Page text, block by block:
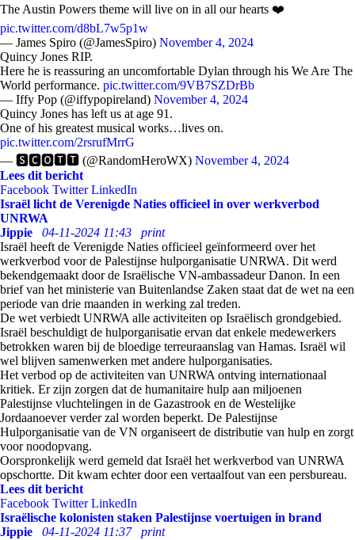
The Austin Powers theme will live on in all our hearts ❤️
pic.twitter.com/d8bL7w5p1w
— James Spiro (@JamesSpiro) November 4, 2024
Quincy Jones RIP.
Here he is reassuring an uncomfortable Dylan through his We Are The
World performance. pic.twitter.com/9VB7SZDrBb
— Iffy Pop (@iffypopireland) November 4, 2024
Quincy Jones has left us at age 91.
One of his greatest musical works…lives on.
pic.twitter.com/2rsrufMrrG
— 🆂🅲🅾🆃🆃 (@RandomHeroWX) November 4, 2024
Lees dit bericht
Facebook Twitter LinkedIn
Israël licht de Verenigde Naties officieel in over werkverbod
UNRWA
Jippie
04-11-2024 11:43
print
Israël heeft de Verenigde Naties officieel geïnformeerd over het
werkverbod voor de Palestijnse hulporganisatie UNRWA. Dit werd
bekendgemaakt door de Israëlische VN-ambassadeur Danon. In een
brief van het ministerie van Buitenlandse Zaken staat dat de wet na een
periode van drie maanden in werking zal treden.
De wet verbiedt UNRWA alle activiteiten op Israëlisch grondgebied.
Israël beschuldigt de hulporganisatie ervan dat enkele medewerkers
betrokken waren bij de bloedige terreuraanslag van Hamas. Israël wil
wel blijven samenwerken met andere hulporganisaties.
Het verbod op de activiteiten van UNRWA ontving internationaal
kritiek. Er zijn zorgen dat de humanitaire hulp aan miljoenen
Palestijnse vluchtelingen in de Gazastrook en de Westelijke
Jordaanoever verder zal worden beperkt. De Palestijnse
Hulporganisatie van de VN organiseert de distributie van hulp en zorgt
voor noodopvang.
Oorspronkelijk werd gemeld dat Israël het werkverbod van UNRWA
opschortte. Dit kwam echter door een vertaalfout van een persbureau.
Lees dit bericht
Facebook Twitter LinkedIn
Israëlische kolonisten staken Palestijnse voertuigen in brand
Jippie
04-11-2024 11:37
print